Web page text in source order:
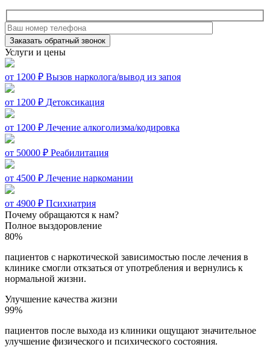
Заказать обратный звонок
Услуги и цены
от 1200 ₽ Вызов нарколога/вывод из запоя
от 1200 ₽ Детоксикация
от 1200 ₽ Лечение алкоголизма/кодировка
от 50000 ₽ Реабилитация
от 4500 ₽ Лечение наркомании
от 4900 ₽ Психиатрия
Почему обращаются к нам?
Полное выздоровление
80%
пациентов с наркотической зависимостью после лечения в
клинике смогли откзаться от употребления и вернулись к
нормальной жизни.
Улучшение качества жизни
99%
пациентов после выхода из клиники ощущают значительное
улучшение физического и психического состояния.